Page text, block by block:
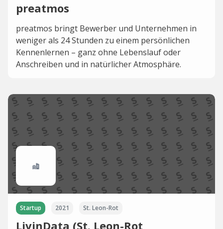
preatmos
preatmos bringt Bewerber und Unternehmen in
weniger als 24 Stunden zu einem persönlichen
Kennenlernen – ganz ohne Lebenslauf oder
Anschreiben und in natürlicher Atmosphäre.
Startup 2021 St. Leon-Rot
LivinData (St. Leon-Rot,